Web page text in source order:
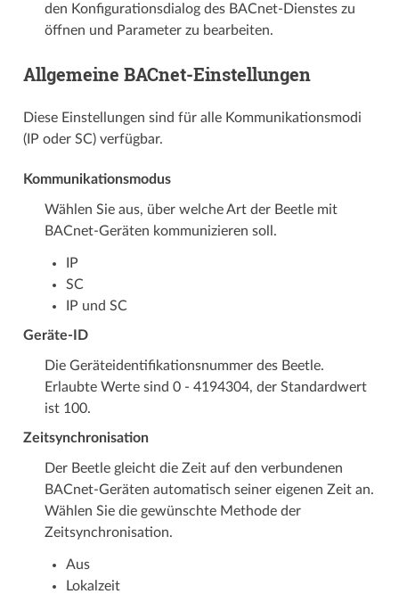
den Konfigurationsdialog des BACnet-Dienstes zu
öffnen und Parameter zu bearbeiten.
Allgemeine BACnet-Einstellungen
Diese Einstellungen sind für alle Kommunikationsmodi
(IP oder SC) verfügbar.
Kommunikationsmodus
Wählen Sie aus, über welche Art der Beetle mit
BACnet-Geräten kommunizieren soll.
IP
SC
IP und SC
Geräte-ID
Die Geräteidentifikationsnummer des Beetle.
Erlaubte Werte sind 0 - 4194304, der Standardwert
ist 100.
Zeitsynchronisation
Der Beetle gleicht die Zeit auf den verbundenen
BACnet-Geräten automatisch seiner eigenen Zeit an.
Wählen Sie die gewünschte Methode der
Zeitsynchronisation.
Aus
Lokalzeit